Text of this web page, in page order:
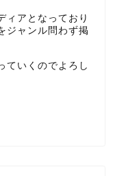
ィアとなっており
ジャンル問わず掲
ていくのでよろし